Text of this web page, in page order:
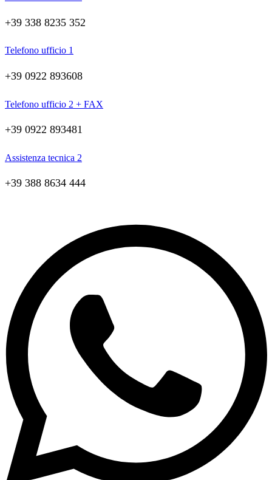
+39 338 8235 352
Telefono ufficio 1
+39 0922 893608
Telefono ufficio 2 + FAX
+39 0922 893481
Assistenza tecnica 2
+39 388 8634 444